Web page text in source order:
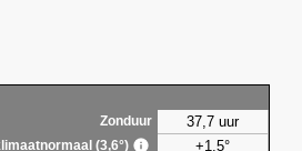
Zonduur
37,7 uur
(3,6°) +1.5°